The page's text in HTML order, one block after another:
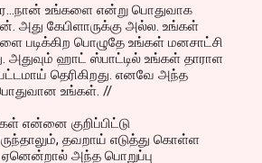
உங்களை என்று பொதுவாக
கேபிளாருக்கு அல்ல. உங்கள்
படிக்கிற பொழுதே உங்கள் மனசாட்சி
அதுவும் ஹாட் ஸ்பாட்டில் உங்கள் தாராள
தெரிகிறது. எனவே அந்த
உங்கள். //
என்னை குறிப்பிட்டு
தவறாய் எடுத்து கொள்ள
அந்த பொறுப்பு